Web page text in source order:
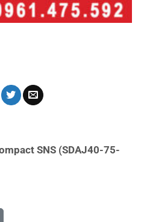
SNS (SDAJ40-75-